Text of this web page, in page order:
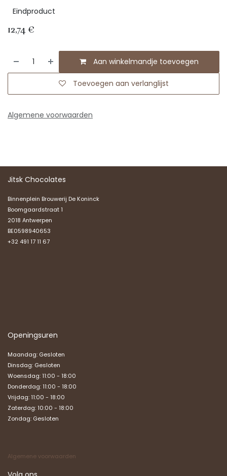
Eindproduct
12,74 €
Aan winkelmandje toevoegen
Toevoegen aan verlanglijst
Algemene voorwaarden
Jitsk Chocolates
Binnenplein Brouwerij De Koninck
Boomgaardstraat 1
2018 Antwerpen
BE0598940653
+32 491 17 11 67
Openingsuren
Maandag: Gesloten
Dinsdag: Gesloten
Woensdag: 11:00 - 18:00
Donderdag: 11:00 - 18:00
Vrijdag: 11:00 - 18:00
Zaterdag: 10:00 - 18:00
Zondag: Gesloten
Algemene voorwaarden